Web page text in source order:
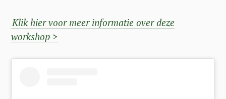
Klik hier voor meer informatie over deze
workshop >